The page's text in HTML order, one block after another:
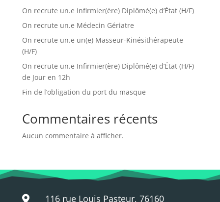
On recrute un.e Infirmier(ère) Diplômé(e) d’État (H/F)
On recrute un.e Médecin Gériatre
On recrute un.e un(e) Masseur-Kinésithérapeute
(H/F)
On recrute un.e Infirmier(ère) Diplômé(e) d’État (H/F)
de Jour en 12h
Fin de l’obligation du port du masque
Commentaires récents
Aucun commentaire à afficher.
 116 rue Louis Pasteur, 76160